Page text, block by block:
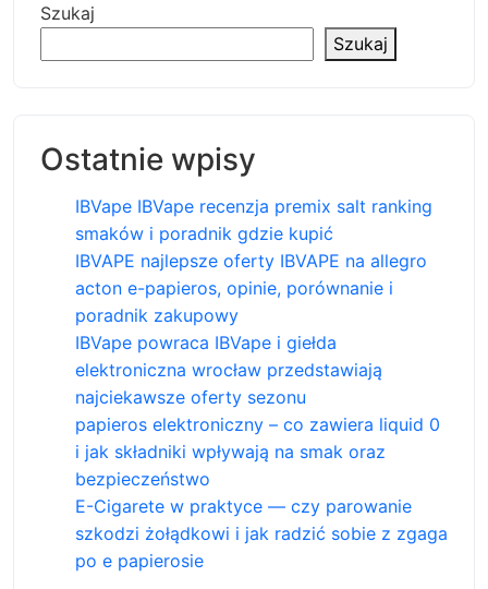
Szukaj
Szukaj
Ostatnie wpisy
IBVape IBVape recenzja premix salt ranking
smaków i poradnik gdzie kupić
IBVAPE najlepsze oferty IBVAPE na allegro
acton e-papieros, opinie, porównanie i
poradnik zakupowy
IBVape powraca IBVape i giełda
elektroniczna wrocław przedstawiają
najciekawsze oferty sezonu
papieros elektroniczny – co zawiera liquid 0
i jak składniki wpływają na smak oraz
bezpieczeństwo
E-Cigarete w praktyce — czy parowanie
szkodzi żołądkowi i jak radzić sobie z zgaga
po e papierosie